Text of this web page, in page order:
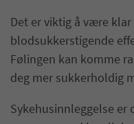
Det er viktig å være klar
blodsukkerstigende
Følingen kan komme
deg mer sukkerholdig
Sykehusinnleggelse er